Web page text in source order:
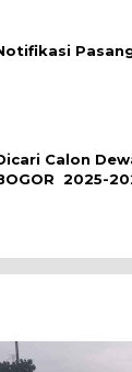
Calon
2025-